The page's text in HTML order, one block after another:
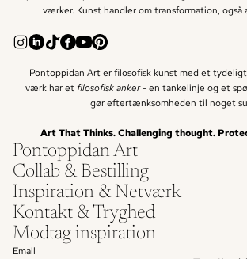
værker. Kunst handler om transformation, også
Pontoppidan Art er filosofisk kunst med et
værk har et filosofisk anker -en tankelinje og et
gør eftertænksomheden til noget
Art That Thinks. Challenging thought.
Pontoppidan Art
Collab & Bestilling
Inspiration & Netværk
Kontakt & Tryghed
Modtag inspiration
Email
Refund policy
Privacy policy
Terms of service